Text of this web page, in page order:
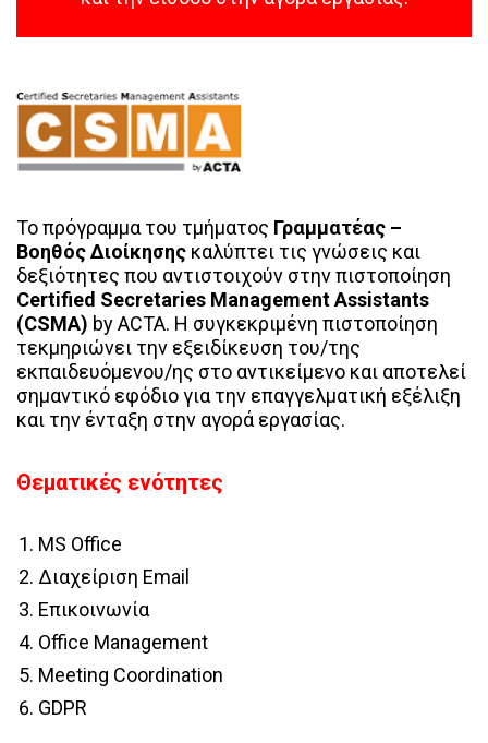
Το πρόγραμμα του τμήματος Γραμματέας –
Βοηθός Διοίκησης καλύπτει τις γνώσεις και
δεξιότητες που αντιστοιχούν στην πιστοποίηση
Certified Secretaries Management Assistants
(CSMA) by ACTA. Η συγκεκριμένη πιστοποίηση
τεκμηριώνει την εξειδίκευση του/της
εκπαιδευόμενου/ης στο αντικείμενο και αποτελεί
σημαντικό εφόδιο για την επαγγελματική εξέλιξη
και την ένταξη στην αγορά εργασίας.
Θεματικές ενότητες
MS Office
Διαχείριση Email
Επικοινωνία
Office Management
Meeting Coordination
GDPR